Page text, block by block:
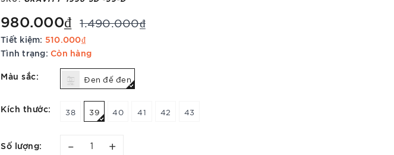
980.000₫ 1.490.000₫
Tiết kiệm: 510.000₫
Tình trạng: Còn hàng
Màu sắc: Đen đế đen
Kích thước: 38 39 40 41 42 43
Số lượng: – +